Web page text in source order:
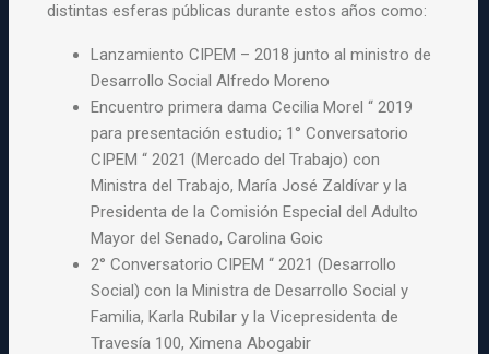
distintas esferas públicas durante estos años como:
Lanzamiento CIPEM – 2018 junto al ministro de
Desarrollo Social Alfredo Moreno
Encuentro primera dama Cecilia Morel “ 2019
para presentación estudio; 1° Conversatorio
CIPEM “ 2021 (Mercado del Trabajo) con
Ministra del Trabajo, María José Zaldívar y la
Presidenta de la Comisión Especial del Adulto
Mayor del Senado, Carolina Goic
2° Conversatorio CIPEM “ 2021 (Desarrollo
Social) con la Ministra de Desarrollo Social y
Familia, Karla Rubilar y la Vicepresidenta de
Travesía 100, Ximena Abogabir